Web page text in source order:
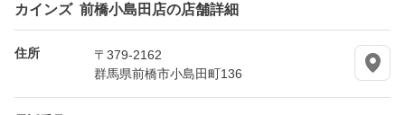
カインズ 前橋小島田店の店舗詳細
住所
〒379-2162
群馬県前橋市小島田町136